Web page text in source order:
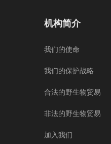
机构简介
我们的使命
我们的保护战略
合法的野生物贸易
非法的野生物贸易
加入我们